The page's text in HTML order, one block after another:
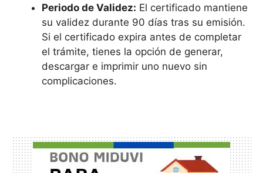
Periodo de Validez: El certificado mantiene
su validez durante 90 días tras su emisión.
Si el certificado expira antes de completar
el trámite, tienes la opción de generar,
descargar e imprimir uno nuevo sin
complicaciones.